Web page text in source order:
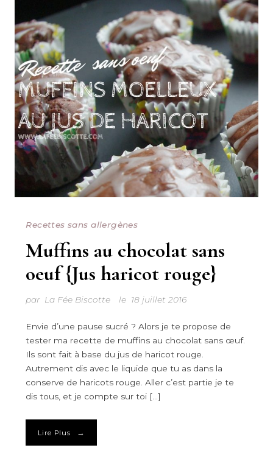
Recettes sans allergènes
Muffins au chocolat sans
oeuf {Jus haricot rouge}
par La Fée Biscotte le 18 juillet 2016
Envie d’une pause sucré ? Alors je te propose de
tester ma recette de muffins au chocolat sans œuf.
Ils sont fait à base du jus de haricot rouge.
Autrement dis avec le liquide que tu as dans la
conserve de haricots rouge. Aller c’est partie je te
dis tous, et je compte sur toi […]
Lire Plus →